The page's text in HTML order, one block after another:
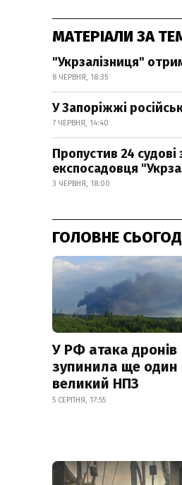
МАТЕРІАЛИ ЗА
"Укрзалізниця"
8 ЧЕРВНЯ, 18:35
У Запоріжжі
7 ЧЕРВНЯ, 14:40
Пропустив 24
експосадовця
3 ЧЕРВНЯ, 18:00
ГОЛОВНЕ
У РФ атака дронів
зупинила ще один
великий НПЗ
5 СЕРПНЯ, 17:55